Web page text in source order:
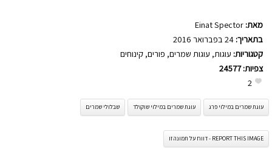
מאת: Einat Spector
בתאריך:
קטגוריות: עוגות, עוגות שמרים, פורים, קינוחים
צפיות:24577
2
עוגת שמרים במילוי פרג עוגת שמרים במילוי שוקולד שבלולי שמרים
REPORT THIS IMAGE - דווח על תמונה זו